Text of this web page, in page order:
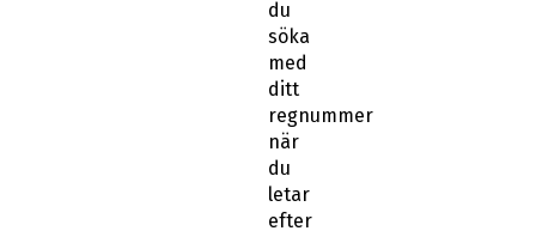
söka
med
ditt
regnummer
när
du
letar
efter
nya